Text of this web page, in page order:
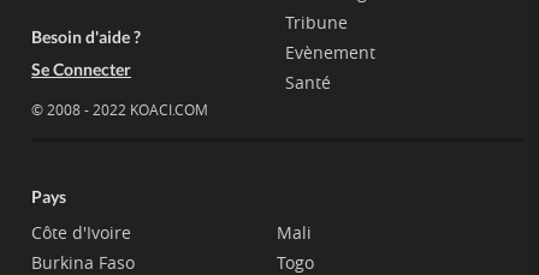
Besoin d'aide ?
Se Connecter
© 2008 - 2022 KOACI.COM
Tribune
Evènement
Santé
Pays
Côte d'Ivoire
Burkina Faso
Mali
Togo